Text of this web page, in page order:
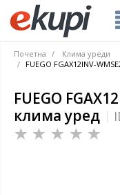
Почетна
Клима уреди
FUEGO FGAX12INV-
FUEGO
клима уред